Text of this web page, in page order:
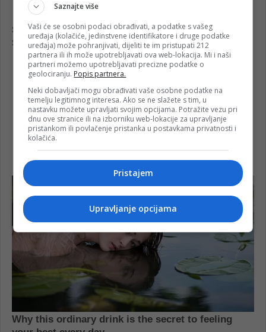
Saznajte više
Vaši će se osobni podaci obrađivati, a podatke s vašeg
uređaja (kolačiće, jedinstvene identifikatore i druge podatke
uređaja) može pohranjivati, dijeliti te im pristupati 212
partnera ili ih može upotrebljavati ova web-lokacija. Mi i naši
partneri možemo upotrebljavati precizne podatke o
geolociranju. Popis partnera.
Neki dobavljači mogu obrađivati vaše osobne podatke na
temelju legitimnog interesa. Ako se ne slažete s tim, u
nastavku možete upravljati svojim opcijama. Potražite vezu pri
dnu ove stranice ili na izborniku web-lokacije za upravljanje
pristankom ili povlačenje pristanka u postavkama privatnosti i
kolačića.
Pristajem
Upravljanje opcijama